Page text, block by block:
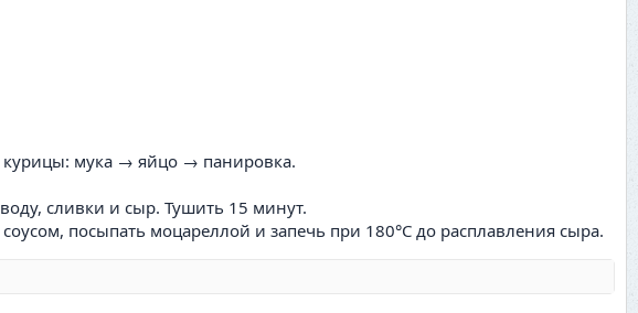
курицы: мука → яйцо → панировка.
сливки и сыр. Тушить 15 минут.
посыпать моцареллой и запечь при 180°C до расплавления сыра.